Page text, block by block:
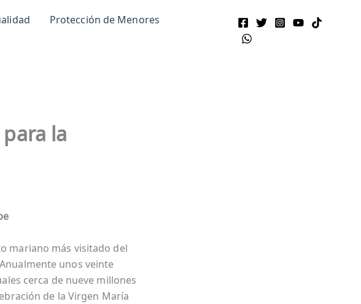
Protección de Menores
la
mariano más visitado del
unos veinte
cerca de nueve millones
de la Virgen María